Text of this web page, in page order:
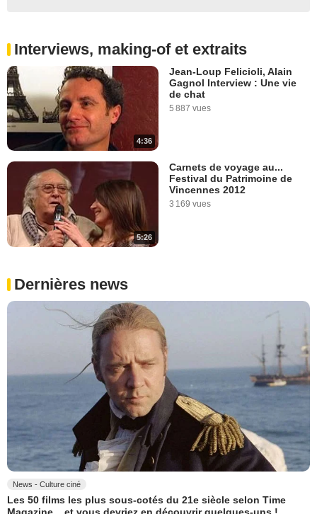
Interviews, making-of et extraits
4:36
Jean-Loup Felicioli, Alain
Gagnol Interview : Une vie
de chat
5 887 vues
5:26
Carnets de voyage au...
Festival du Patrimoine de
Vincennes 2012
3 169 vues
Dernières news
News - Culture ciné
Les 50 films les plus sous-cotés du 21e siècle selon Time